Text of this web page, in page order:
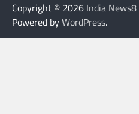
Copyright © 2026 India News8
Powered byWordPress.